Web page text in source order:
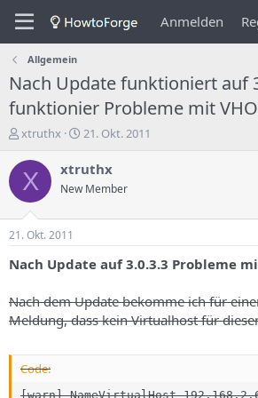
Anmelden
Allgemein
Nach Update funktioniert auf
funktionier Probleme mit
E
s
e
e
r
s
T
m
a
xtruthx
E
s
e
n
d
a
21. Okt. 2011
X xtruthx
New Member
21. Okt. 2011
Nach Update auf 3.0.3.3 Probleme
Nach dem Update bekomme ich für
Meldung, dass kein Virtualhost für
Code:
[warn] NameVirtualHost